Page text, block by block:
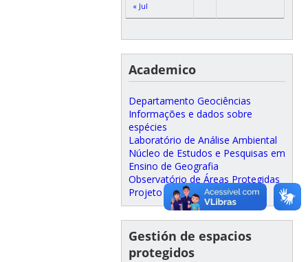
« Jul
Academico
Departamento Geociências
Informações e dados sobre
espécies
Laboratório de Análise Ambiental
Núcleo de Estudos e Pesquisas em
Ensino de Geografia
Observatório de Áreas Protegidas
Projeto Bosque do CFH
Gestión de espacios
protegidos